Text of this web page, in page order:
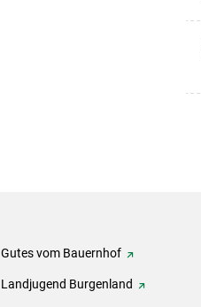
Gutes vom Bauernhof
Landjugend Burgenland